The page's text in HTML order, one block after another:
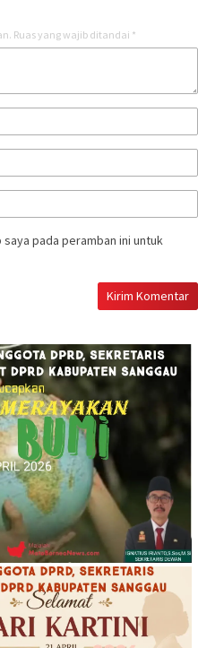
Ruas yang wajib ditandai *
pada peramban ini untuk